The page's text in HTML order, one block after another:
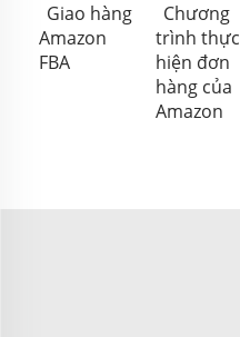
Giao hàng
Amazon
FBA
Chương
trình thực
hiện đơn
hàng của
Amazon